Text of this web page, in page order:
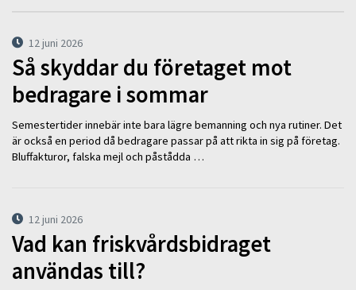
12 juni 2026
Så skyddar du företaget mot
bedragare i sommar
Semestertider innebär inte bara lägre bemanning och nya rutiner. Det
är också en period då bedragare passar på att rikta in sig på företag.
Bluffakturor, falska mejl och påstådda …
12 juni 2026
Vad kan friskvårdsbidraget
användas till?